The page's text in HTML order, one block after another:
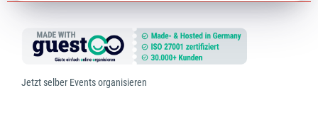
Jetzt selber Events organisieren